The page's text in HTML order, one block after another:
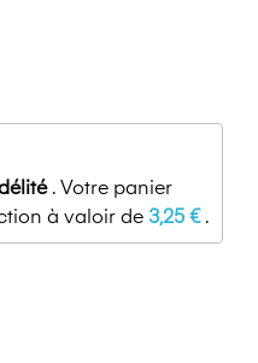
. Votre panier
à valoir de 3,25 €.